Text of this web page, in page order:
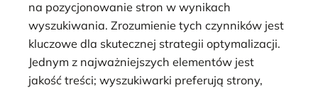
na pozycjonowanie stron w wynikach
wyszukiwania. Zrozumienie tych czynników jest
kluczowe dla skutecznej strategii optymalizacji.
Jednym z najważniejszych elementów jest
jakość treści; wyszukiwarki preferują strony,